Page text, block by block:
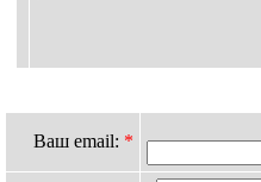
Ваш email: *